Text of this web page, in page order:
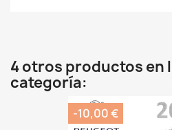
4 otros productos en
categoría:
-10,00 €